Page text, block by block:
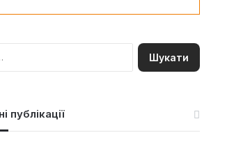
П
о
публікації